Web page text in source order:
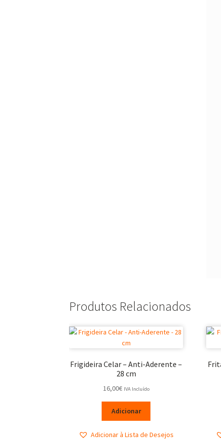
Produtos Relacionados
Frigideira Celar – Anti-Aderente –
28 cm
16,00€ IVA Incluído
Adicionar
Adicionar à Lista de Desejos